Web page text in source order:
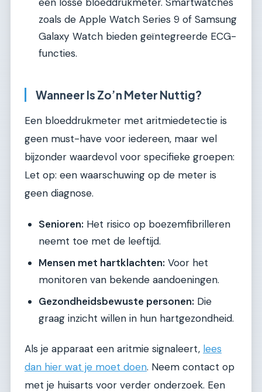
zoals de Apple Watch Series 9 of Samsung
Galaxy Watch bieden geïntegreerde ECG-
functies.
Wanneer Is Zo’n Meter Nuttig?
Een bloeddrukmeter met aritmiedetectie is
geen must-have voor iedereen, maar wel
bijzonder waardevol voor specifieke groepen:
Let op: een waarschuwing op de meter is
geen diagnose.
Senioren: Het risico op boezemfibrilleren
neemt toe met de leeftijd.
Mensen met hartklachten: Voor het
monitoren van bekende aandoeningen.
Gezondheidsbewuste personen: Die
graag inzicht willen in hun hartgezondheid.
Als je apparaat een aritmie signaleert, lees
dan hier wat je moet doen. Neem contact op
met je huisarts voor verder onderzoek. Een